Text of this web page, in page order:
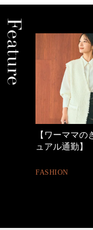
働く女性のバ